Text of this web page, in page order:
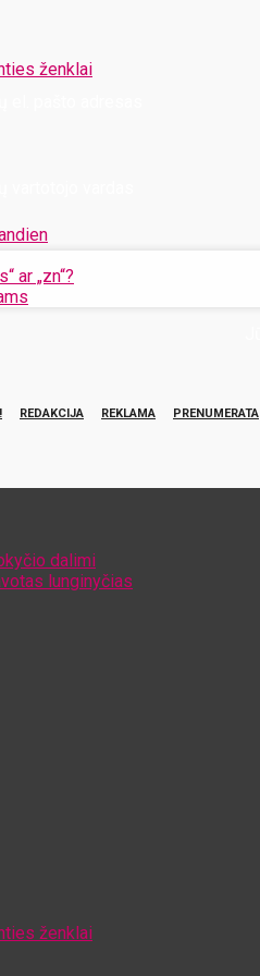
ženklai
ar „zn“?
REDAKCIJA REKLAMA PRENUMERATA
dalimi
lunginyčias
ženklai